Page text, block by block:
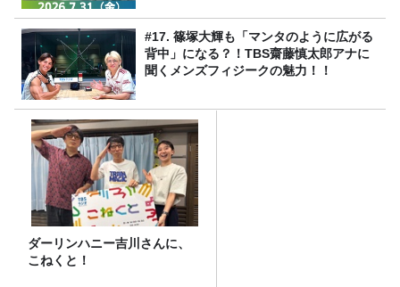
#17. 篠塚大輝も「マンタのように広がる
背中」になる？！TBS齋藤慎太郎アナに
聞くメンズフィジークの魅力！！
ダーリンハニー吉川さんに、
こねくと！